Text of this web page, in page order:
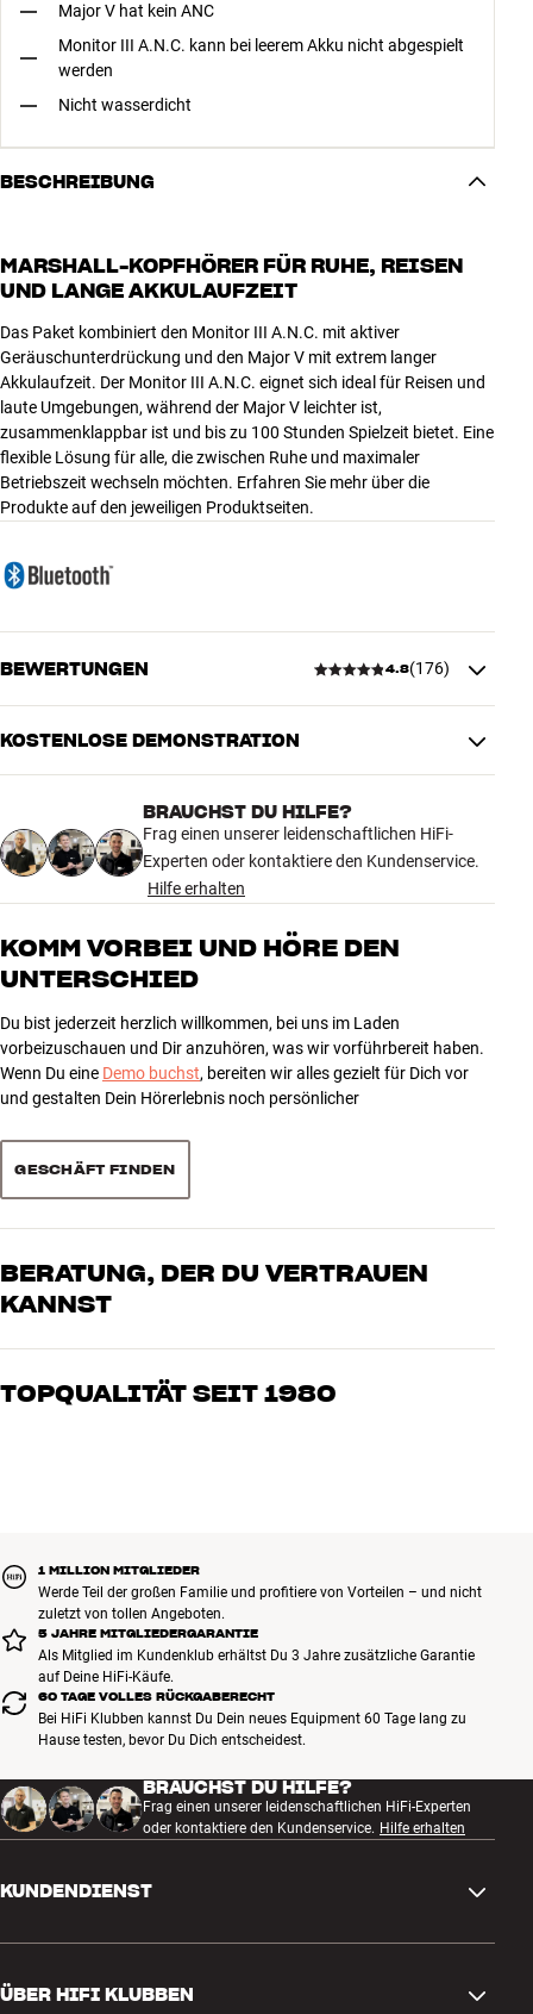
Major V hat kein ANC
Monitor III A.N.C. kann bei leerem Akku nicht abgespielt
werden
Nicht wasserdicht
BESCHREIBUNG
MARSHALL-KOPFHÖRER FÜR RUHE, REISEN
UND LANGE AKKULAUFZEIT
Das Paket kombiniert den Monitor III A.N.C. mit aktiver
Geräuschunterdrückung und den Major V mit extrem langer
Akkulaufzeit. Der Monitor III A.N.C. eignet sich ideal für Reisen und
laute Umgebungen, während der Major V leichter ist,
zusammenklappbar ist und bis zu 100 Stunden Spielzeit bietet. Eine
flexible Lösung für alle, die zwischen Ruhe und maximaler
Betriebszeit wechseln möchten. Erfahren Sie mehr über die
Produkte auf den jeweiligen Produktseiten.
BEWERTUNGEN 4.8(176)
4.8
176 anzeigen
5 151
4
3
1 0
KOSTENLOSE DEMONSTRATION
BRAUCHST DU HILFE?
Frag einen unserer leidenschaftlichen HiFi-
Experten oder kontaktiere den Kundenservice.
Hilfe erhalten
KOMM VORBEI UND HÖRE DEN
UNTERSCHIED
Du bist jederzeit herzlich willkommen, bei uns im Laden
vorbeizuschauen und Dir anzuhören, was wir vorführbereit haben.
Wenn Du eine Demo buchst, bereiten wir alles gezielt für Dich vor
und gestalten Dein Hörerlebnis noch persönlicher
GESCHÄFT FINDEN
BERATUNG, DER DU VERTRAUEN
KANNST
Unsere Mitarbeiter sind echte Enthusiasten, die unsere Produkte
oder Heimkino. Erzähle uns, wovon Du träumst, und wir finden
TOPQUALITÄT SEIT 1980
1 MILLION MITGLIEDER
Werde Teil der großen Familie und profitiere von Vorteilen – und nicht
zuletzt von tollen Angeboten.
5 JAHRE MITGLIEDERGARANTIE
Als Mitglied im Kundenklub erhältst Du 3 Jahre zusätzliche Garantie
auf Deine HiFi-Käufe.
60 TAGE VOLLES RÜCKGABERECHT
Bei HiFi Klubben kannst Du Dein neues Equipment 60 Tage lang zu
Hause testen, bevor Du Dich entscheidest.
BRAUCHST DU HILFE?
Frag einen unserer leidenschaftlichen HiFi-Experten
oder kontaktiere den Kundenservice. Hilfe erhalten
KUNDENDIENST
ÜBER HIFI KLUBBEN